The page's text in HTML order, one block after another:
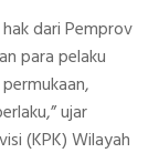
dari Pemprov
para pelaku
ujar
(KPK) Wilayah